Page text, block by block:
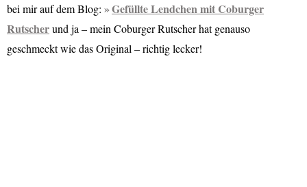
bei mir auf dem Blog:
Gefüllte Lendchen mit Coburger
Rutscherund ja – mein Coburger Rutscher hat genauso
geschmeckt wie das Original – richtig lecker!